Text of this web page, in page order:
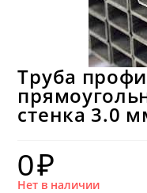
Труба
стенка 3.0
0₽
Нет в наличии